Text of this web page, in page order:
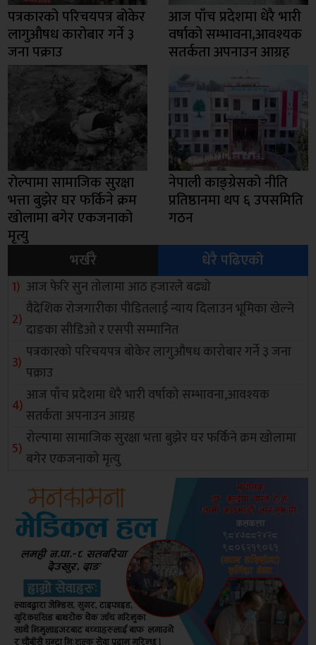
पत्रकारको परिचयपत्र बोकेर
लागुऔषध कारोबार गर्ने ३
जना पक्राउ
आज पाँच प्रदेशमा धेरै भारी
वर्षाको सम्भावना,आवश्यक
सतर्कता अपनाउन आग्रह
रोल्पामा सामाजिक सुरक्षा
भत्ता बुझेर घर फर्किने क्रम
खोलामा बगेर एकजनाको
मृत्यु
नेपाली काङ्ग्रेसको नीति
प्रतिष्ठानमा थप ६ उपसमिति
गठन
भर्खरै
धेरै पढिएको
आज फेरि सुन तोलामा आठ हजारले बढ्यो
वैदेशिक रोजगारीका पीडितलाई न्याय दिलाउन भूमिका खेल्ने
दाङका सीडिओ र एसपी सम्मानित
पत्रकारको परिचयपत्र बोकेर लागुऔषध कारोबार गर्ने ३ जना
पक्राउ
आज पाँच प्रदेशमा धेरै भारी वर्षाको सम्भावना,आवश्यक
सतर्कता अपनाउन आग्रह
रोल्पामा सामाजिक सुरक्षा भत्ता बुझेर घर फर्किने क्रम खोलामा
बगेर एकजनाको मृत्यु